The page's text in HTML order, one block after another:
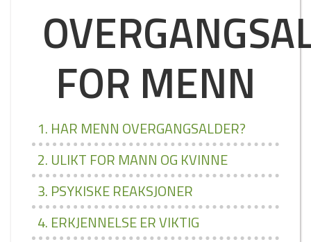
FOR MENN
1. HAR MENN OVERGANGSALDER?
2. ULIKT FOR MANN OG KVINNE
3. PSYKISKE REAKSJONER
4. ERKJENNELSE ER VIKTIG